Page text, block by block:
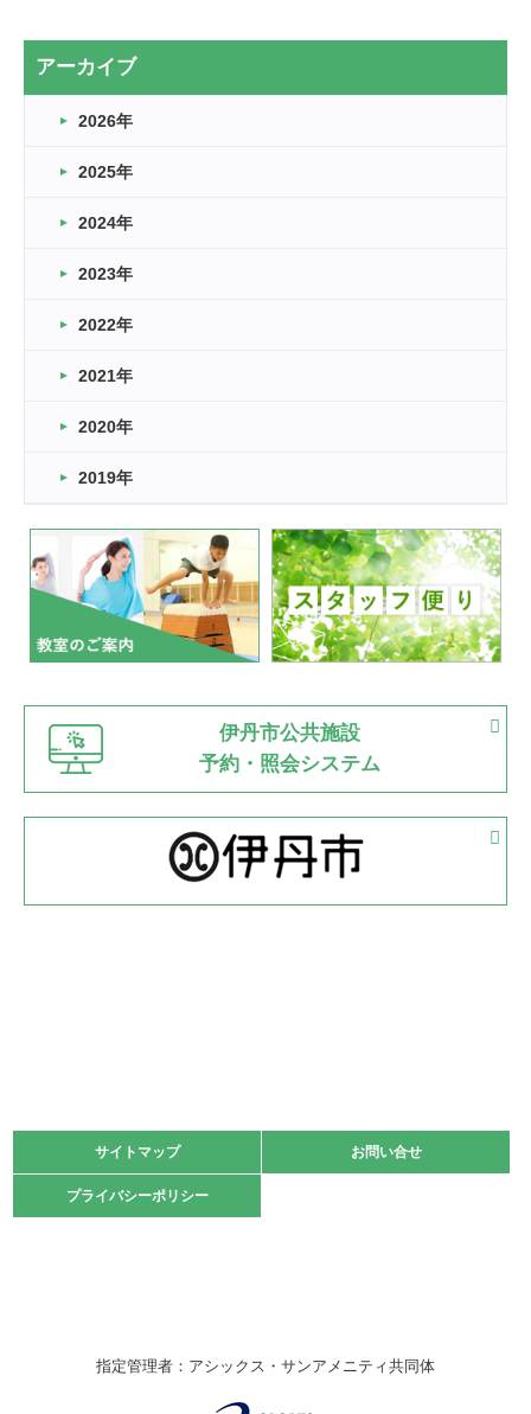
2026.03.20
なぎなた
2026.03.16
車いすバスケとRくんのお話
卒業・卒園の季節★
2026.03.11
緑ケ丘体育館
2022.11.03
緑ケ丘体育館
いたっぼーる大会☆彡
緑ケ丘体育館
2022.07.03
市内総合体育大会が開始
緑ケ丘体育館 猪名川運動広場
古池運動広場
2022.06.12
県知事杯争奪バレーボール大会が開催
緑ケ丘体育館
2022.05.05
体育協会長杯 バドミントン競技の部
2022.05.22
緑ケ丘体育館
2021.10.23
卓球選手権大会ラージボールの部開催☆
伊丹市総合体育大会 バレーボール大会が開催されました
アーカイブ
2026年
2025年
2024年
2023年
2022年
2021年
2020年
2019年
伊丹市公共施設
予約・照会システム
サイトマップ お問い合せ
プライバシーポリシー
サイトマップ お問い合せ
プライバシーポリシー
指定管理者：アシックス・サンアメニティ共同体